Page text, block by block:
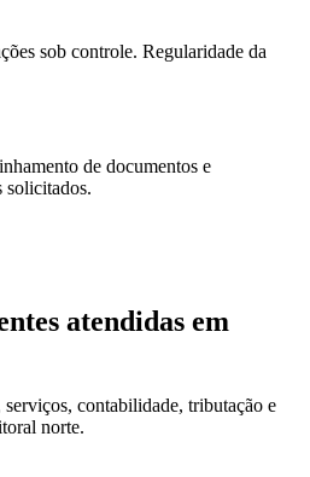
sob controle. Regularidade da
de documentos e
solicitados.
atendidas em
contabilidade, tributação e
norte.